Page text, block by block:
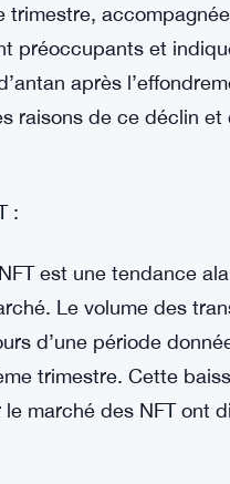
accompagnée
préoccupants et
après
raisons de ce déclin et
:
est une tendance
Le volume des
d’une période
trimestre. Cette
marché des NFT ont